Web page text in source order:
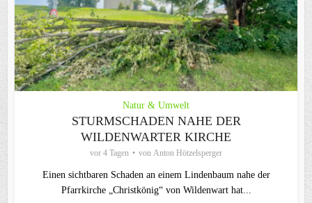
Natur & Umwelt
STURMSCHADEN NAHE DER
WILDENWARTER KIRCHE
vor 4 Tagen von Anton Hötzelsperger
Einen sichtbaren Schaden an einem Lindenbaum nahe der
Pfarrkirche „Christkönig“ von Wildenwart hat...